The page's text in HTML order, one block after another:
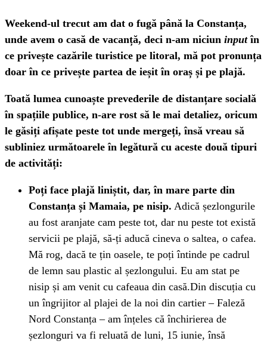
Weekend-ul trecut am dat o fugă până la Constanța,
unde avem o casă de vacanță, deci n-am niciun inputîn
ce privește cazările turistice pe litoral, mă pot pronunța
doar în ce privește partea de ieșit în oraș și pe plajă.
Toată lumea cunoaște prevederile de distanțare socială
în spațiile publice, n-are rost să le mai detaliez, oricum
le găsiți afișate peste tot unde mergeți, însă vreau să
subliniez următoarele în legătură cu aceste două tipuri
de activități:
Poți face plajă liniștit, dar, în mare parte din
Constanța și Mamaia, pe nisip. Adică șezlongurile
au fost aranjate cam peste tot, dar nu peste tot există
servicii pe plajă, să-ți aducă cineva o saltea, o cafea.
Mă rog, dacă te țin oasele, te poți întinde pe cadrul
de lemn sau plastic al șezlongului. Eu am stat pe
nisip și am venit cu cafeaua din casă.Din discuția cu
un îngrijitor al plajei de la noi din cartier – Faleză
Nord Constanța – am înțeles că închirierea de
șezlonguri va fi reluată de luni, 15 iunie, însă